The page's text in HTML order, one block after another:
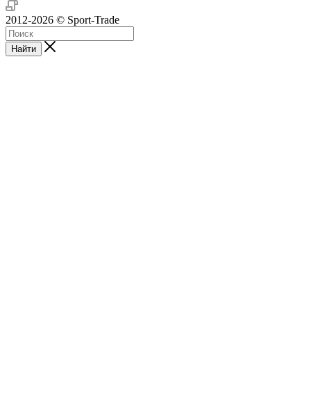
2012-2026 © Sport-Trade
Найти